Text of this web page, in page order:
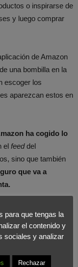
o inspirarse de
y luego comprar
de Amazon
una bombilla en la
escoger los
aparezcan estos en
ha cogido lo
el feeddel
sino que también
que va a
de un producto
la pestaña: “ver
Amazon. Un
el que la compra
para que tengas la
el contenido y
sociales y analizar
Rechazar